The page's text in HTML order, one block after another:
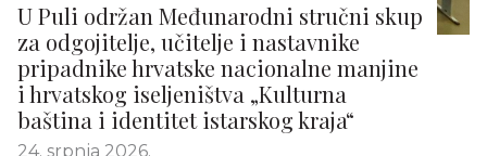
U Puli održan Međunarodni stručni skup
za odgojitelje, učitelje i nastavnike
pripadnike hrvatske nacionalne manjine
i hrvatskog iseljeništva „Kulturna
baština i identitet istarskog kraja“
24. srpnja 2026.